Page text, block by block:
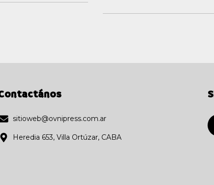
sitioweb@ovnipress.com.ar
Heredia 653, Villa Ortúzar, CABA